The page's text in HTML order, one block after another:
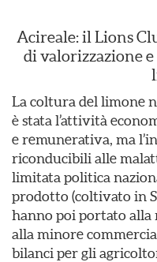
Acireale: il Lions
di valorizzazione
La coltura del limone
è stata l’attività
e remunerativa, ma
riconducibili alle
limitata politica
prodotto (coltivato in
hanno poi portato alla
alla minore
bilanci per gli